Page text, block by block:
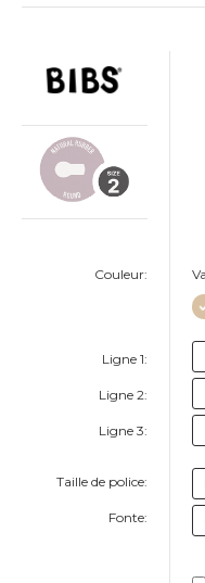
Couleur:
Ligne 1:
Ligne 2:
Ligne 3:
Taille de police:
Fonte: